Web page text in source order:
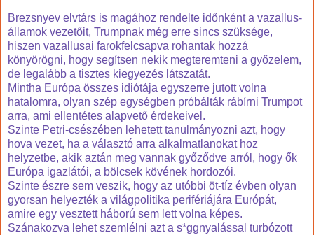
Brezsnyev elvtárs is magához rendelte időnként a vazallus-
államok vezetőit, Trumpnak még erre sincs szüksége,
hiszen vazallusai farokfelcsapva rohantak hozzá
könyörögni, hogy segítsen nekik megteremteni a győzelem,
de legalább a tisztes kiegyezés látszatát.
Mintha Európa összes idiótája egyszerre jutott volna
hatalomra, olyan szép egységben próbálták rábírni Trumpot
arra, ami ellentétes alapvető érdekeivel.
Szinte Petri-csészében lehetett tanulmányozni azt, hogy
hova vezet, ha a választó arra alkalmatlanokat hoz
helyzetbe, akik aztán meg vannak győződve arról, hogy ők
Európa igazlátói, a bölcsek kövének hordozói.
Szinte észre sem veszik, hogy az utóbbi öt-tíz évben olyan
gyorsan helyezték a világpolitika perifériájára Európát,
amire egy vesztett háború sem lett volna képes.
Szánakozva lehet szemlélni azt a s*ggnyalással turbózott